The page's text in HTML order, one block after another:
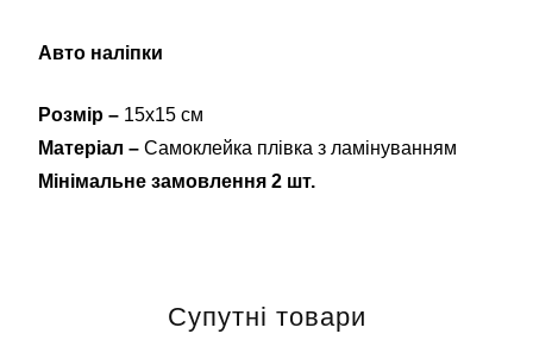
Авто наліпки
Розмір – 15х15 см
Матеріал – Самоклейка плівка з ламінуванням
Мінімальне замовлення 2 шт.
Супутні товари